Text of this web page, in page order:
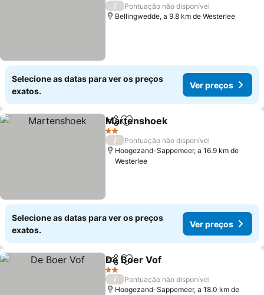
/
Pontuação não disponível
Bellingwedde, a 9.8 km de Westerlee
Selecione as datas para ver os preços
exatos.
Ver preços
PartilharAdicionar aos favoritos
Martenshoek
2 Estrelas
/
Pontuação não disponível
Hoogezand-Sappemeer, a 16.9 km de
Westerlee
Selecione as datas para ver os preços
exatos.
Ver preços
PartilharAdicionar aos favoritos
De Boer Vof
2 Estrelas
/
Pontuação não disponível
Hoogezand-Sappemeer, a 18.0 km de